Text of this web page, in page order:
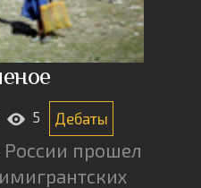
5 Дебаты
прошел